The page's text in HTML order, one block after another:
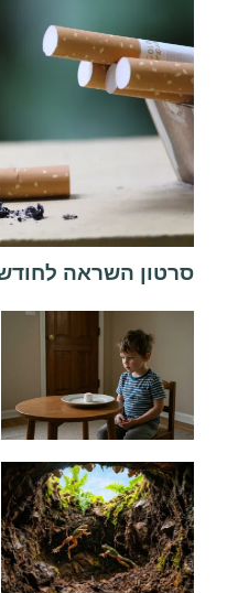
סרטון השראה